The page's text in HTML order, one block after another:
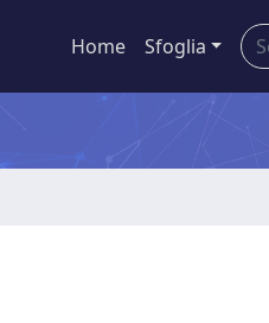
Home Sfoglia